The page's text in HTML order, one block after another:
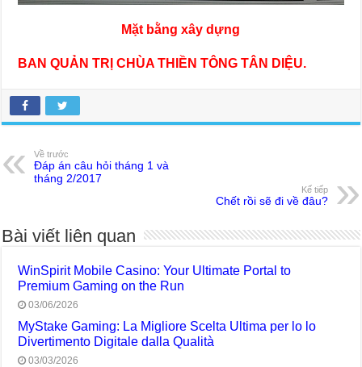
Mặt bằng xây dựng
BAN QUẢN TRỊ CHÙA THIỀN TÔNG TÂN DIỆU.
Về trước
Đáp án câu hỏi tháng 1 và
tháng 2/2017
Kế tiếp
Chết rồi sẽ đi về đâu?
Bài viết liên quan
WinSpirit Mobile Casino: Your Ultimate Portal to
Premium Gaming on the Run
03/06/2026
MyStake Gaming: La Migliore Scelta Ultima per lo lo
Divertimento Digitale dalla Qualità
03/03/2026